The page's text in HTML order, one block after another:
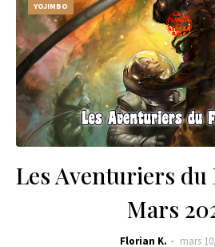
YOJIMBO
Les Aventuriers du
Mars
Florian K. mars